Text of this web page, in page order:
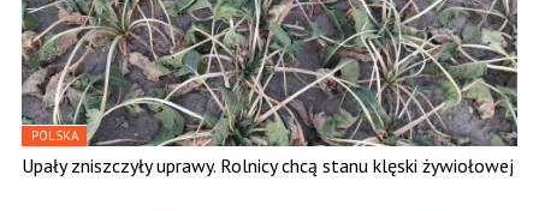
POLSKA
Upały zniszczyły uprawy. Rolnicy chcą stanu klęski żywiołowej